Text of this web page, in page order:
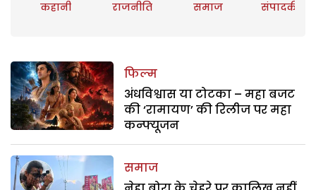
कहानी राजनीति समाज संपादकीय
फिल्म
अंधविश्वास या टोटका – महा बजट
की ‘रामायण’ की रिलीज पर महा
कन्फ्यूजन
समाज